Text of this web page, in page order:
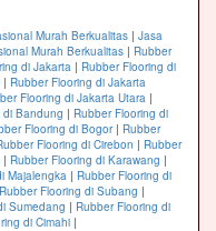
Murah Berkualitas | Jasa
Murah Berkualitas | Rubber
di Jakarta | Rubber Flooring di
| Rubber Flooring di Jakarta
Flooring di Jakarta Utara |
di Bandung | Rubber Flooring di
Flooring di Bogor| Rubber
Flooring di Cirebon | Rubber
| Rubber Flooring di Karawang |
Majalengka | Rubber Flooring di
Rubber Flooring di Subang |
Sumedang | Rubber Flooring di
di Cimahi |